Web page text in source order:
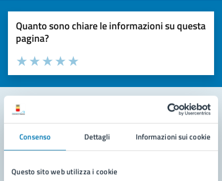
Consenso Dettagli Informazioni sui cookie
Questo sito web utilizza i cookie
Quanto sono chiare le informazioni su questa
pagina?
Valuta la chiarezza delle informazioni (da 1 a 5 stelle)
Seleziona il numero di stelle per valutare la chiarezza delle
Valuta 5 stelle su 5
Valuta 4 stelle su 5
Valuta 3 stelle su 5
Valuta 2 stelle su 5
Valuta 1 stelle su 5
Leggi le domande frequenti
Richiedi assistenza